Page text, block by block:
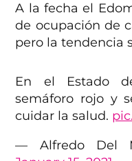
A la fecha el
de ocupación de
pero la tendencia
En el Estado
semáforo rojo y
cuidar la salud.
— Alfredo Del